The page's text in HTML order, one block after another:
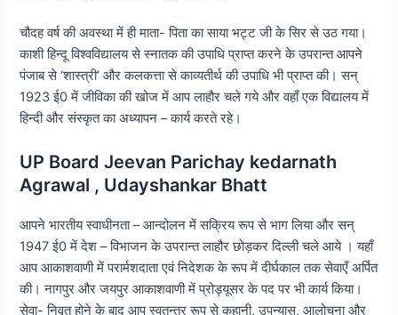
चौदह वर्ष की अवस्था में ही माता- पिता का साया भट्ट जी के सिर से उठ गया।
काशी हिन्दू विश्वविद्यालय से स्नातक की उपाधि प्राप्त करने के उपरान्त आपने
पंजाब से ‘शास्त्री’ और कलकत्ता से काव्यतीर्थ की उपाधि भी प्राप्त की। सन्
1923 ई0 में जीविका की खोज में आप लाहौर चले गये और वहाँ एक विद्यालय में
हिन्दी और संस्कृत का अध्यापन – कार्य करते रहे।
UP Board Jeevan Parichay kedarnath
Agrawal , Udayshankar Bhatt
आपने भारतीय स्वाधीनता – आन्दोलन में सक्रिय रूप से भाग लिया और सन्
1947 ई0 में देश – विभाजन के उपरान्त लाहौर छोड़कर दिल्ली चले आये । यहाँ
आप आकाशवाणी में परार्मशदाता एवं निदेशक के रूप में दीर्घकाल तक सेवाएँ अर्पित
की। नागपुर और जयपुर आकाशवाणी में प्रोड्यूसर के पद पर भी कार्य किया।
सेवा- निवृत होने के बाद आप स्वतन्त्र रूप से कहानी, उपन्यास, आलोचना और